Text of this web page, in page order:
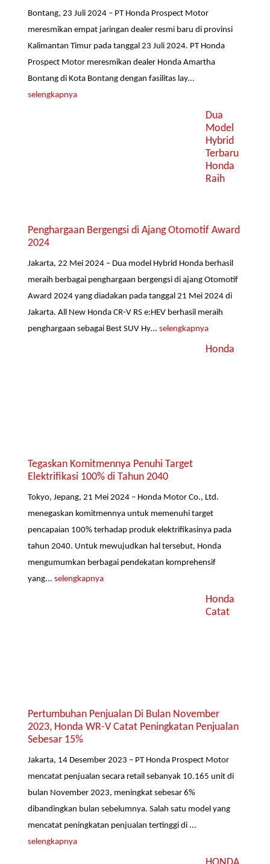
Bontang, 23 Juli 2024 – PT Honda Prospect Motor
meresmikan empat jaringan dealer resmi baru di provinsi
Kalimantan Timur pada tanggal 23 Juli 2024. PT Honda
Prospect Motor meresmikan dealer Honda Amartha
Bontang di Kota Bontang dengan fasilitas lay...
selengkapnya
Dua
Model
Hybrid
Terbaru
Honda
Raih
Penghargaan Bergengsi di Ajang Otomotif Award
2024
Jakarta, 22 Mei 2024 – Dua model Hybrid Honda berhasil
meraih berbagai penghargaan bergengsi di ajang Otomotif
Award 2024 yang diadakan pada tanggal 21 Mei 2024 di
Jakarta. All New Honda CR-V RS e:HEV berhasil meraih
penghargaan sebagai Best SUV Hy...selengkapnya
Honda
Tegaskan Komitmennya Penuhi Target
Elektrifikasi 100% di Tahun 2040
Tokyo, Jepang, 21 Mei 2024 – Honda Motor Co., Ltd.
menegaskan komitmennya untuk memenuhi target
pencapaian 100% terhadap produk elektrifikasinya pada
tahun 2040. Untuk mewujudkan hal tersebut, Honda
mengumumkan berbagai pendekatan komprehensif
yang...selengkapnya
Honda
Catat
Pertumbuhan Penjualan Di Bulan November
2023, Honda WR-V Catat Peningkatan Penjualan
Sebesar 15%
Jakarta, 14 Desember 2023 – PT Honda Prospect Motor
mencatat penjualan secara retail sebanyak 10.165 unit di
bulan November 2023, meningkat sebesar 6%
dibandingkan bulan sebelumnya. Salah satu model yang
mencatat peningkatan penjualan tertinggi di ...
selengkapnya